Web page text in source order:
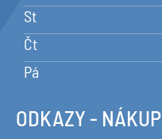
St
Čt
Pá
ODKAZY - NÁKUP